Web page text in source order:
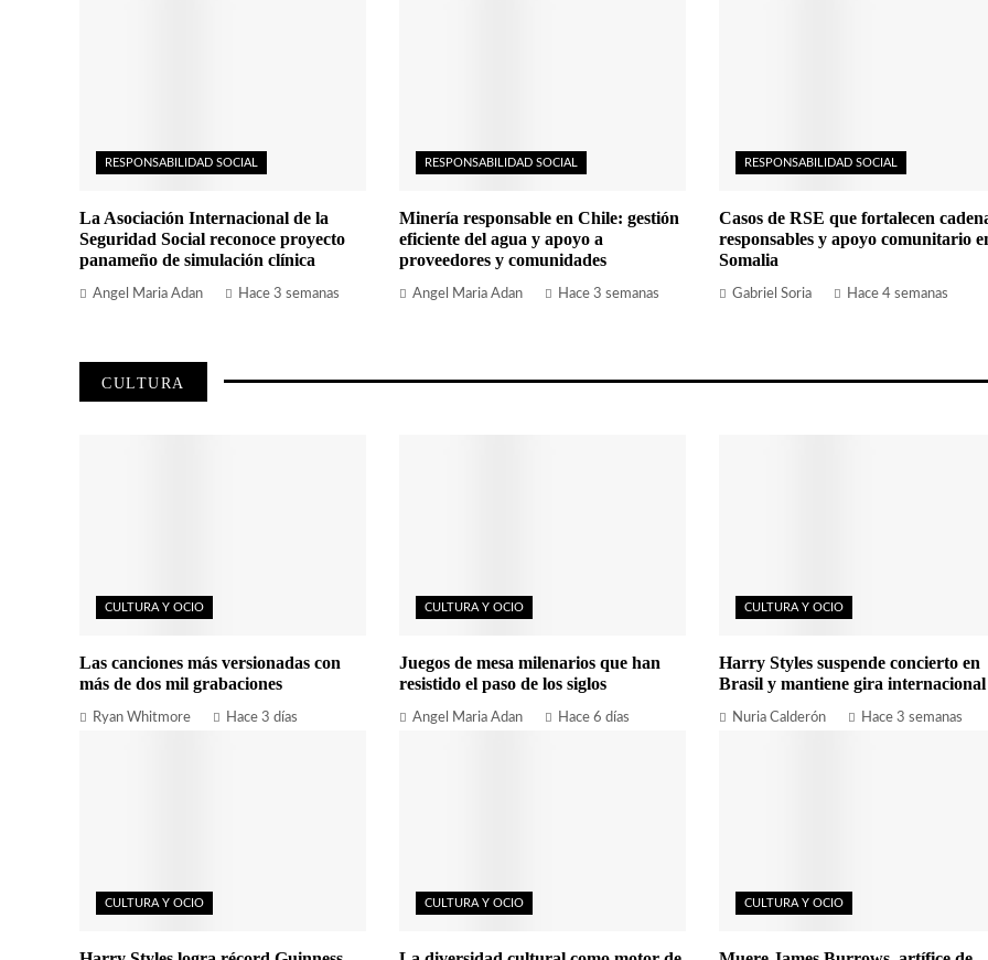
RESPONSABILIDAD SOCIAL
La Asociación Internacional de la
Seguridad Social reconoce proyecto
panameño de simulación clínica
Angel Maria Adan Hace 3 semanas
RESPONSABILIDAD SOCIAL
Minería responsable en Chile: gestión
eficiente del agua y apoyo a
proveedores y comunidades
Angel Maria Adan Hace 3 semanas
RESPONSABILIDAD SOCIAL
Casos de RSE que fortalecen
responsables y apoyo comunitario
Somalia
Gabriel Soria Hace 4 semanas
CULTURA
CULTURA Y OCIO
Las canciones más versionadas con
más de dos mil grabaciones
Ryan Whitmore Hace 3 días
CULTURA Y OCIO
Juegos de mesa milenarios que han
resistido el paso de los siglos
Angel Maria Adan Hace 6 días
CULTURA Y OCIO
Harry Styles suspende concierto en
Brasil y mantiene gira internacional
Nuria Calderón Hace 3 semanas
CULTURA Y OCIO CULTURA Y OCIO CULTURA Y OCIO